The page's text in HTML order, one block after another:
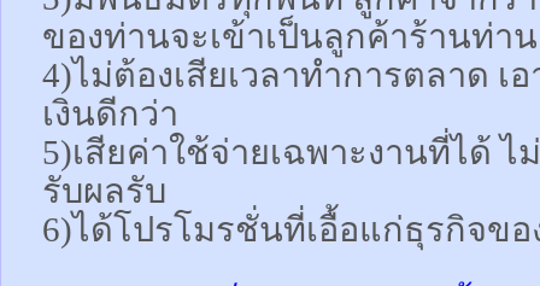
ของท่านจะเข้าเป็นลูกค้าร้านท่าน
4)ไม่ต้องเสียเวลาทำการตลาด เ
เงินดีกว่า
5)เสียค่าใช้จ่ายเฉพาะงานที่ได้
รับผลรับ
6)ได้โปรโมรชั่นที่เอื้อแก่ธุรกิจข